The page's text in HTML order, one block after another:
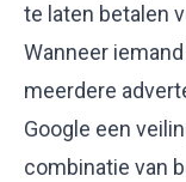
te laten betalen
Wanneer
meerdere
Google een
combinatie van